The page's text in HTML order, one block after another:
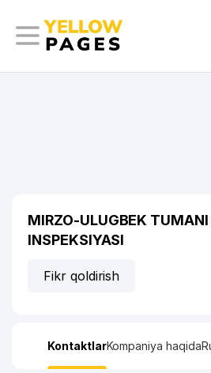
MIRZO-ULUGBEK TUMANI
INSPEKSIYASI
Fikr qoldirish
KontaktlarKompaniya haqida